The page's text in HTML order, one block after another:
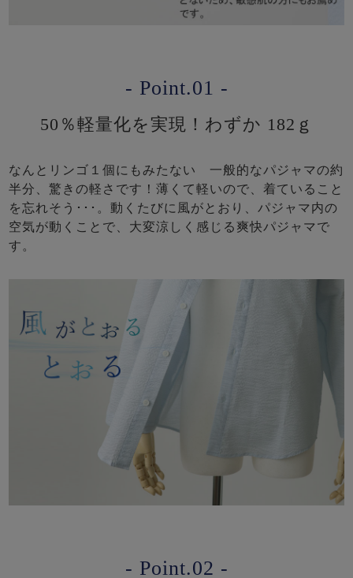
- Point.01 -
50％軽量化を実現！わずか 182ｇ
なんとリンゴ１個にもみたない 一般的なパジャマの約
半分、驚きの軽さです！薄くて軽いので、着ていること
を忘れそう･･･。動くたびに風がとおり、パジャマ内の
空気が動くことで、大変涼しく感じる爽快パジャマで
す。
- Point.02 -